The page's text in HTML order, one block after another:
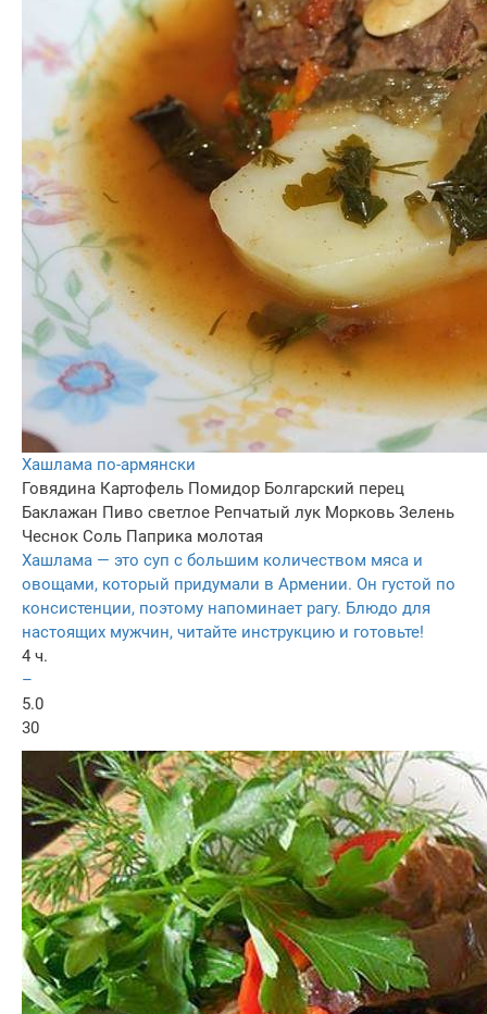
Хашлама по-армянски
Говядина Картофель Помидор Болгарский перец
Баклажан Пиво светлое Репчатый лук Морковь Зелень
Чеснок Соль Паприка молотая
Хашлама — это суп с большим количеством мяса и
овощами, который придумали в Армении. Он густой по
консистенции, поэтому напоминает рагу. Блюдо для
настоящих мужчин, читайте инструкцию и готовьте!
4 ч.
–
5.0
30